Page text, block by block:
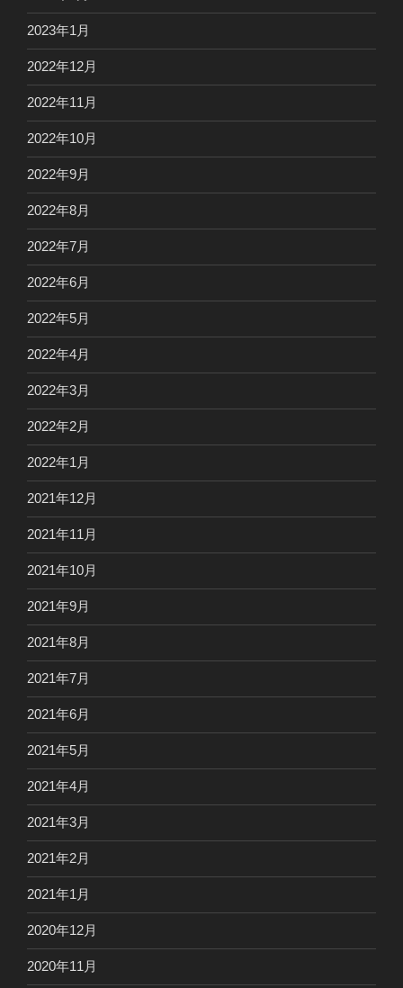
2023年1月
2022年12月
2022年11月
2022年10月
2022年9月
2022年8月
2022年7月
2022年6月
2022年5月
2022年4月
2022年3月
2022年2月
2022年1月
2021年12月
2021年11月
2021年10月
2021年9月
2021年8月
2021年7月
2021年6月
2021年5月
2021年4月
2021年3月
2021年2月
2021年1月
2020年12月
2020年11月